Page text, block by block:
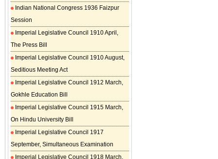
Indian National Congress 1936 Faizpur
Session
Imperial Legislative Council 1910 April,
The Press Bill
Imperial Legislative Council 1910 August,
Seditious Meeting Act
Imperial Legislative Council 1912 March,
Gokhle Education Bill
Imperial Legislative Council 1915 March,
On Hindu University Bill
Imperial Legislative Council 1917
September, Simultaneous Examination
Imperial Legislative Council 1918 March,